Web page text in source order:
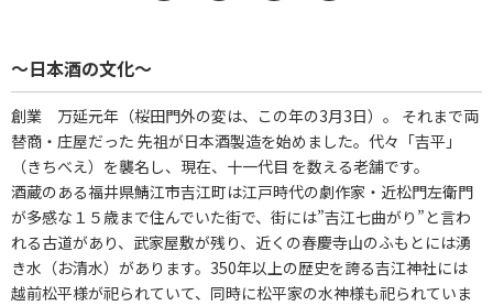
～日本酒の文化～
創業 万延元年（桜田門外の変は、この年の3月3日）。 それまで両
替商・庄屋だった 先祖が日本酒製造を始めました。代々「吉平」
（きちべえ）を襲名し、現在、十一代目 を数える老舗です。
酒蔵のある福井県鯖江市吉江町は江戸時代の劇作家・近松門左衛門
が多感な１５歳まで住んでいた街で、街には”吉江七曲がり”と言わ
れる古道があり、武家屋敷が残り、近くの春慶寺山のふもとには湧
き水（お清水）があります。350年以上の歴史を誇る吉江神社には
越前松平様が祀られていて、同時に松平家の水神様も祀られていま